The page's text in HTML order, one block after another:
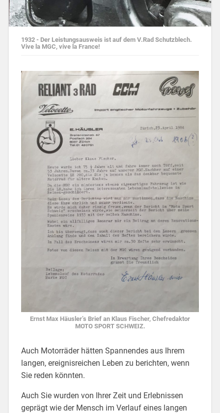
1932 - Der Leistungsausweis ist auf dem V.Rad Schutzblech.
Vive la MGC, vive la France!
Ernst Max Häusler’s Brief an Klaus Fischer, Chefredaktor
MOTO SPORT SCHWEIZ.
Auch Motorräder hätten Spannendes aus Ihrem
langen, ereignisreichen Leben zu berichten, wenn
Sie reden könnten.
Auch Sie wurden von Ihrer Zeit und Erlebnissen
geprägt wie der Mensch im Verlauf eines langen